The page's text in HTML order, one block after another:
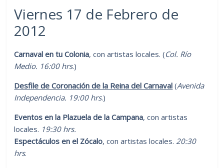
Viernes 17 de Febrero de
2012
Carnaval en tu Colonia, con artistas locales. (Col. Río
Medio. 16:00 hrs.)
Desfile de Coronación de la Reina del Carnaval (Avenida
Independencia. 19:00 hrs.)
Eventos en la Plazuela de la Campana, con artistas
locales. 19:30 hrs.
Espectáculos en el Zócalo, con artistas locales. 20:30
hrs.